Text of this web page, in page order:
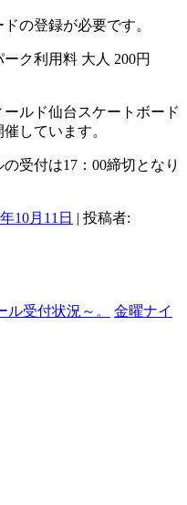
の登録が必要です。
ク利用料 大人 200円
ルド仙台スケートボード
しています。
受付は17：00締切となり
10月11日 | 投稿者:
受付状況～。
金曜ナイ